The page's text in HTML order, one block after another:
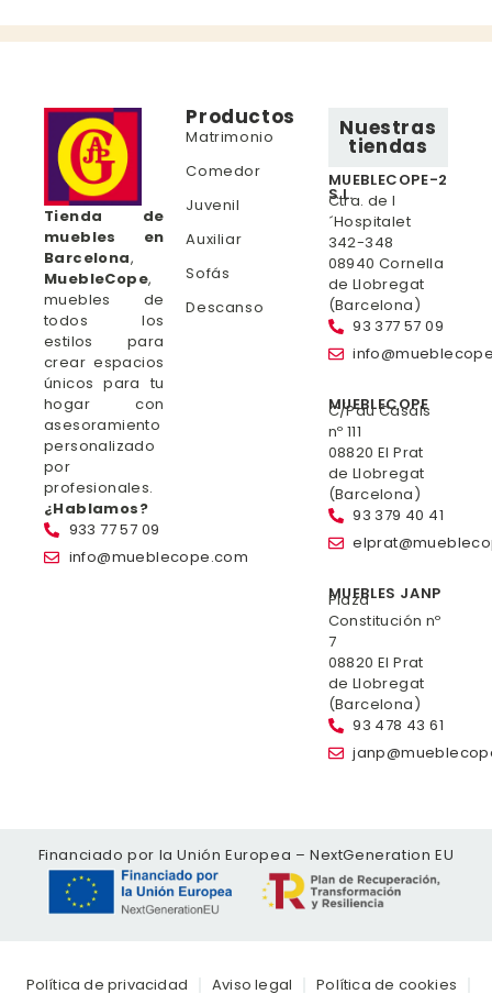
Tienda de
muebles en
Barcelona,
MuebleCope,
muebles de
todos los
estilos para
crear espacios
únicos para tu
hogar con
asesoramiento
personalizado
por
profesionales.
¿Hablamos?
933 77 57 09
info@mueblecope.com
Productos
Matrimonio
Comedor
Juvenil
Auxiliar
Sofás
Descanso
Nuestras
tiendas
MUEBLECOPE-2
S.L.
Ctra. de l
´Hospitalet
342-348
08940 Cornella
de Llobregat
(Barcelona)
93 377 57 09
MUEBLECOPE
C/Pau Casals
nº 111
08820 El Prat
de Llobregat
(Barcelona)
93 379 40 41
MUEBLES JANP
Plaza
Constitución nº
7
08820 El Prat
de Llobregat
(Barcelona)
93 478 43 61
Financiado por la Unión Europea – NextGeneration EU
Política de privacidad Aviso legal Política de cookies